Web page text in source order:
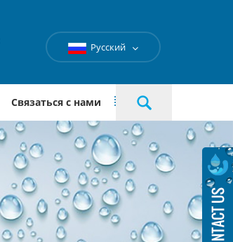
Русский
Связаться с нами